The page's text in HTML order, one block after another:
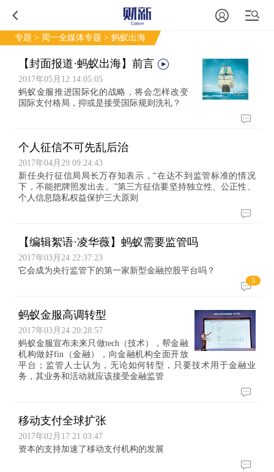
专题 > 周一全媒体专题 > 蚂蚁出海
【封面报道·蚂蚁出海】前言
2017年05月12 14:05:05
蚂蚁金服推进国际化的战略，将会怎样改变
国际支付格局，抑或是接受国际规则洗礼？
个人征信不可先乱后治
2017年04月29 09:24:43
新任央行征信局局长万存知表示，“在达不到监管标准的情况
下，不能把牌照发出去。”第三方征信要坚持独立性、公正性、
个人信息隐私权益保护三大原则
【编辑絮语·凌华薇】蚂蚁需要监管吗
2017年03月24 22:37:23
它会成为央行监管下的第一家新型金融控股平台吗？
3
蚂蚁金服高调转型
2017年03月24 20:28:57
蚂蚁金服宣布未来只做tech（技术），帮金融
机构做好fin（金融），向金融机构全面开放
平台；监管人士认为，无论如何转型，只要技术用于金融业
务，其业务和活动就应该接受金融监管
移动支付全球扩张
2017年02月17 21:03:47
资本的支持加速了移动支付机构的发展